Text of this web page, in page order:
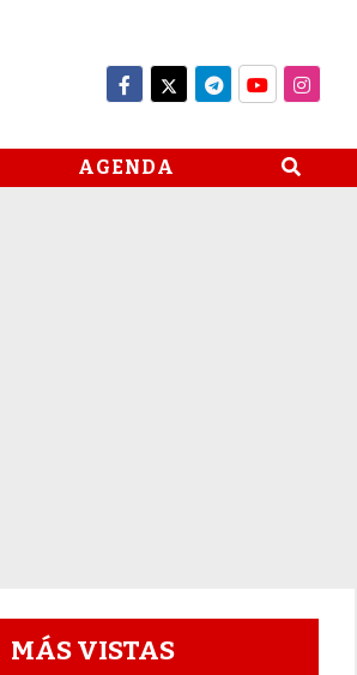
AGENDA
MÁS VISTAS